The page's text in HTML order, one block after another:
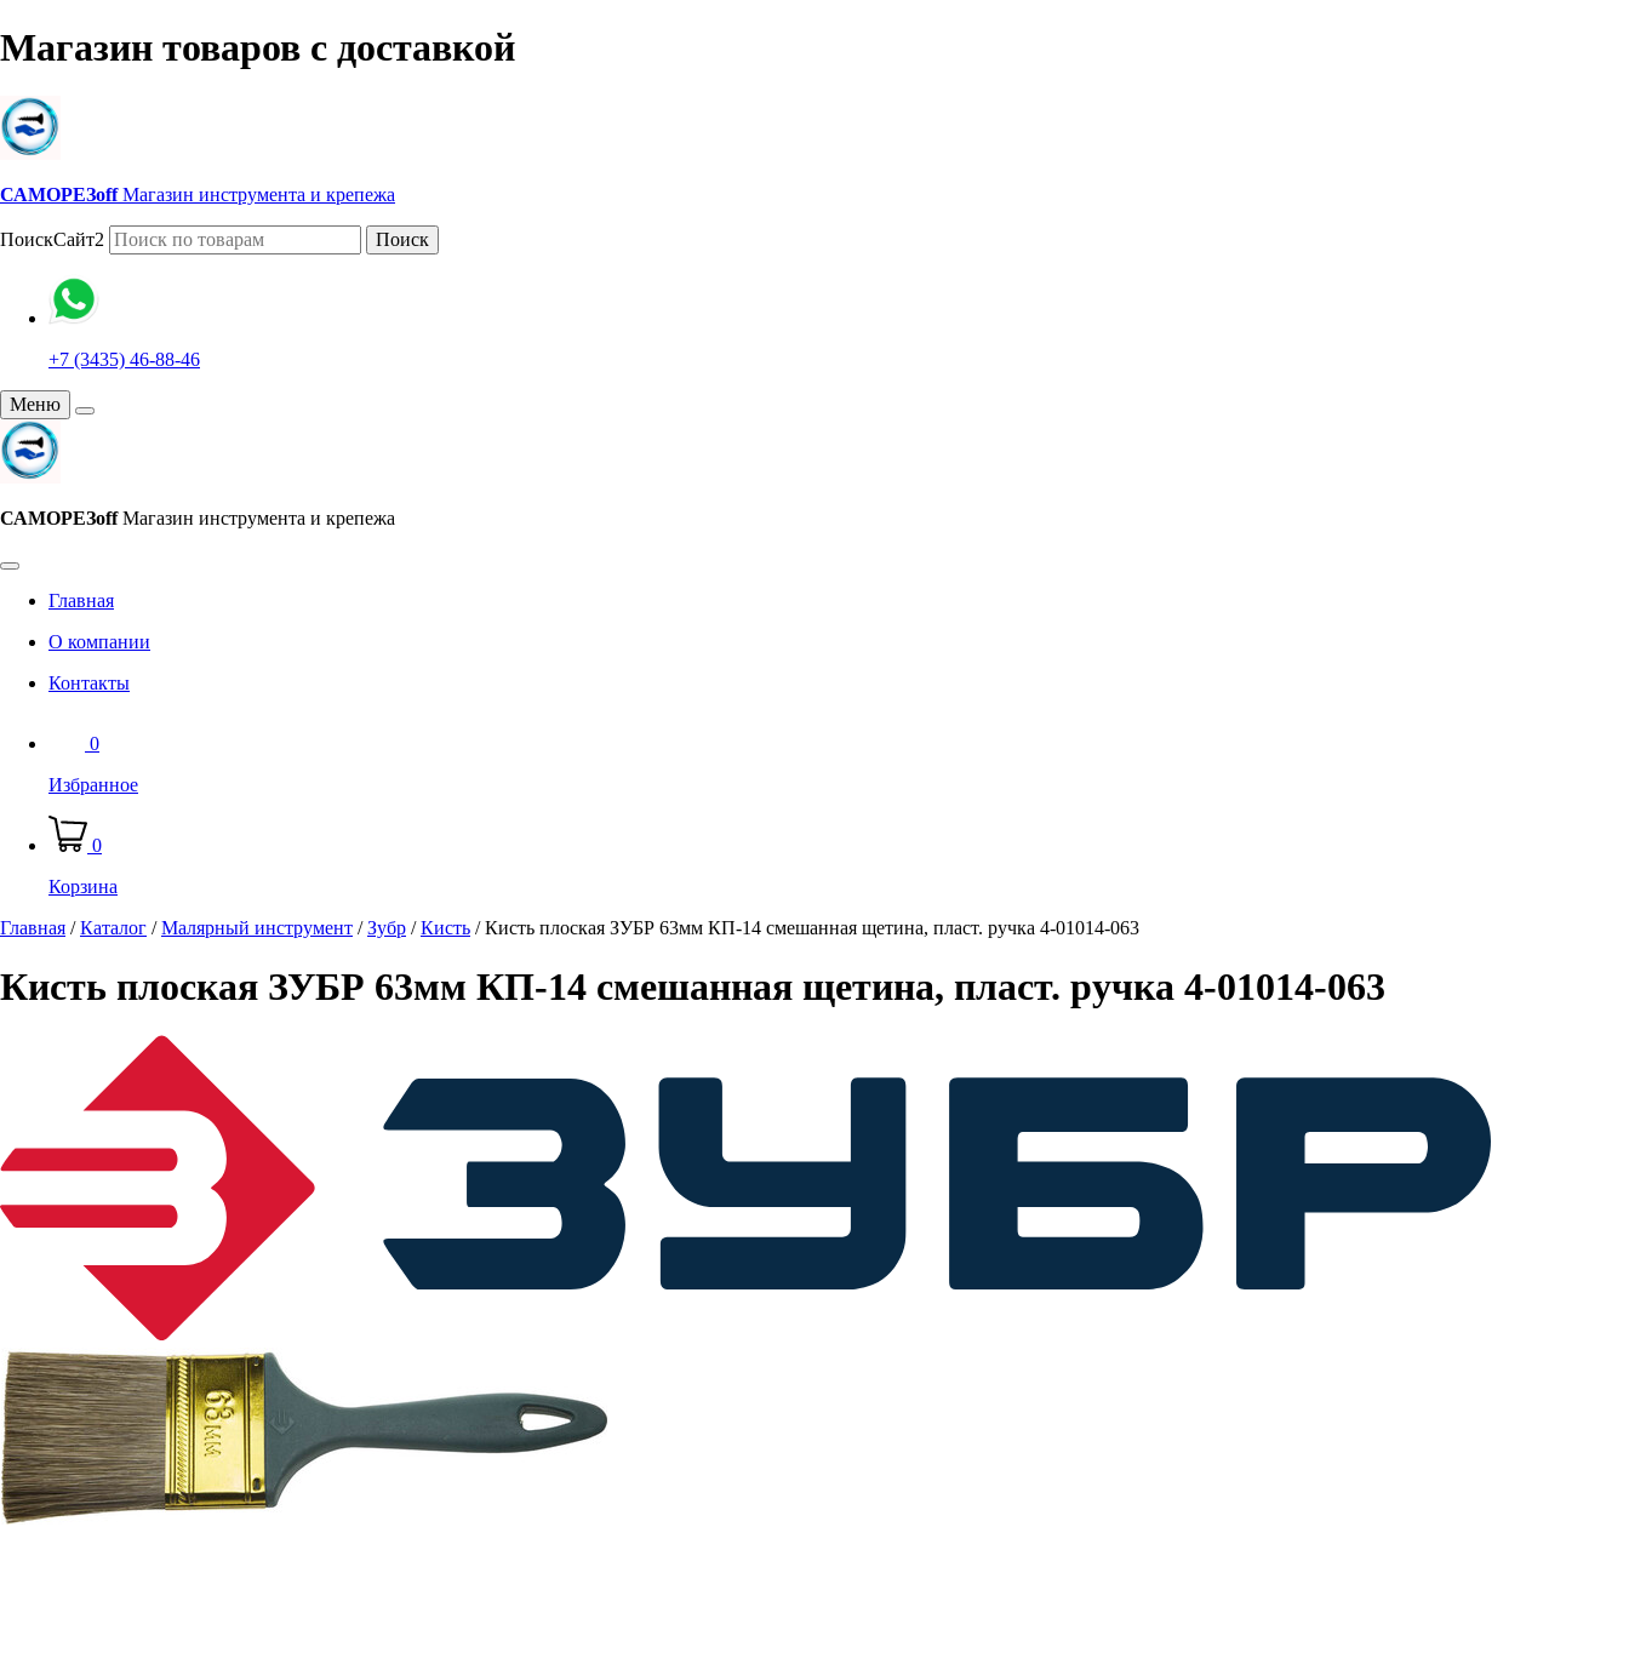
Магазин товаров с доставкой
САМОРЕЗoff Магазин инструмента и крепежа
ПоискСайт2 Поиск
+7 (3435) 46-88-46
Меню
САМОРЕЗoff Магазин инструмента и крепежа
Главная
О компании
Контакты
0
Избранное
0
Корзина
Главная /Каталог /Малярный инструмент /Зубр /Кисть /Кисть плоская ЗУБР 63мм КП-14 смешанная щетина, пласт. ручка 4-01014-063
Кисть плоская ЗУБР 63мм КП-14 смешанная щетина, пласт. ручка 4-01014-063